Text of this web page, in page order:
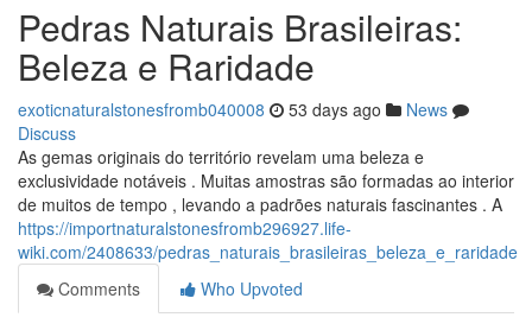
Pedras Naturais Brasileiras:
Beleza e Raridade
exoticnaturalstonesfromb040008 53 days ago
News
Discuss
As gemas originais do território revelam uma beleza e
exclusividade notáveis . Muitas amostras são formadas ao interior
de muitos de tempo , levando a padrões naturais fascinantes . A
https://importnaturalstonesfromb296927.life-
wiki.com/2408633/pedras_naturais_brasileiras_beleza_e_raridade
Comments
Who Upvoted